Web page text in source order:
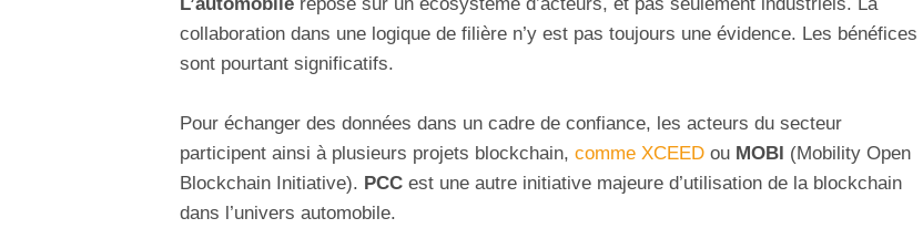
collaboration dans une logique de filière n’y est pas toujours une évidence. Les bénéfices
sont pourtant significatifs.
Pour échanger des données dans un cadre de confiance, les acteurs du secteur
participent ainsi à plusieurs projets blockchain, comme XCEED ou MOBI (Mobility Open
Blockchain Initiative). PCC est une autre initiative majeure d’utilisation de la blockchain
dans l’univers automobile.